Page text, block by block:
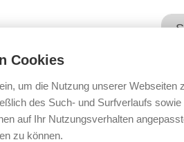
am Standort Bad
Cookies
um die Nutzung unserer Webseiten
des Such- und Surfverlaufs sowie
auf Ihr Nutzungsverhalten
zu können.